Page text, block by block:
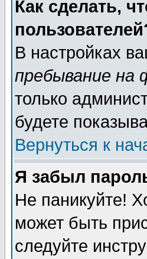
Как сделать,
В настройках
пребывание на
только
будете
Вернуться к
Я забыл
Не паникуйте!
может быть
следуйте